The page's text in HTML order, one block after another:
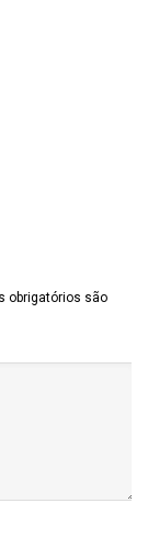
obrigatórios são